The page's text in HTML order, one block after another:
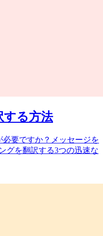
する方法
要ですか？メッセージを
グを翻訳する3つの迅速な